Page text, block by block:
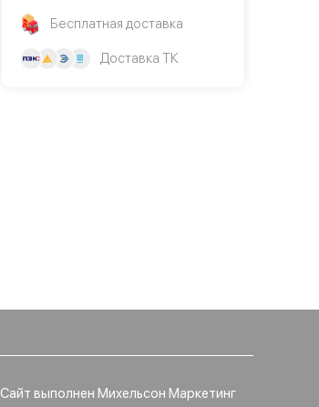
Бесплатная доставка
Доставка ТК
Сайт выполнен Михельсон Маркетинг